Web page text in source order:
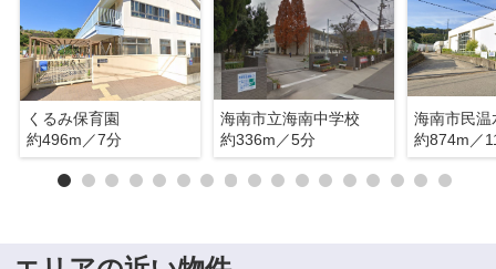
くるみ保育園
約496m／7分
海南市立海南中学校
約336m／5分
海南市民温
約874m／